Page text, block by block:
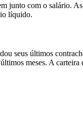
junto com o salário.
líquido.
seus últimos
meses. A carteira